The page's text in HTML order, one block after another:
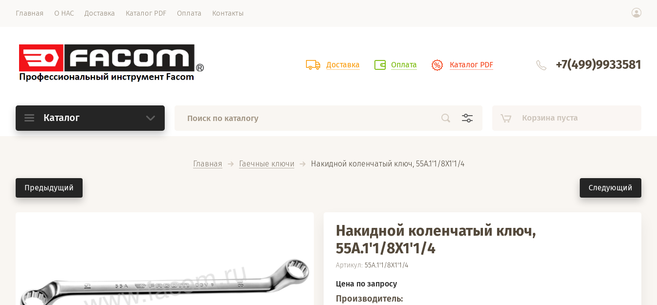
Главная О НАС Доставка Каталог PDF Оплата Контакты
Доставка Оплата Каталог PDF +7(499)9933581
Каталог Корзина пуста
Главная Гаечные ключи
  Накидной коленчатый ключ, 55A.1'1/8X1'1/4
Предыдущий Следующий
Накидной коленчатый ключ,
55A.1'1/8X1'1/4
Артикул: 55A.1'1/8X1'1/4
Цена по запросу
Производитель: